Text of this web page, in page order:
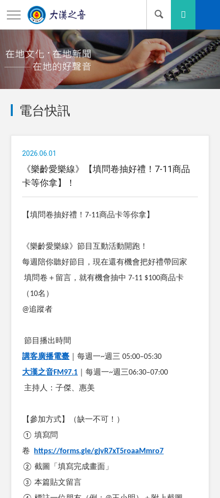
電台快訊
2026.06.01
《樂齡愛樂線》【填問卷抽好禮！7-11商品
卡等你拿】！
【填問卷抽好禮！ 7-11商品卡等你拿】
《樂齡愛樂線》節目互動活動開跑！
每週陪你聽好節目，現在還有機會把好禮帶回家
填問卷＋留言，就有機會抽中 7-11 $100商品卡
（ 10名）
@追蹤者
節目播出時間
講客廣播電臺 ｜每週一~週三 05:00–05:30
大漢之音FM97.1 ｜每週一~週三06:30–07:00
主持人：子傑、惠美
【參加方式】（缺一不可！）
①填寫問
卷
https://forms.gle/gjvR7xT5roaaMmro7
②截圖「填寫完成畫面」
③本篇貼文留言